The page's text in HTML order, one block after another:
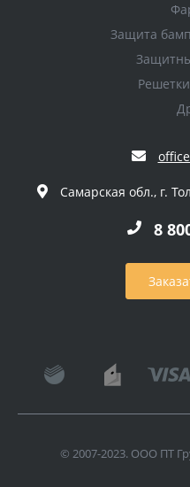
Защита
Самарская обл., г.
8
© 2007-2023. ООО ПТ